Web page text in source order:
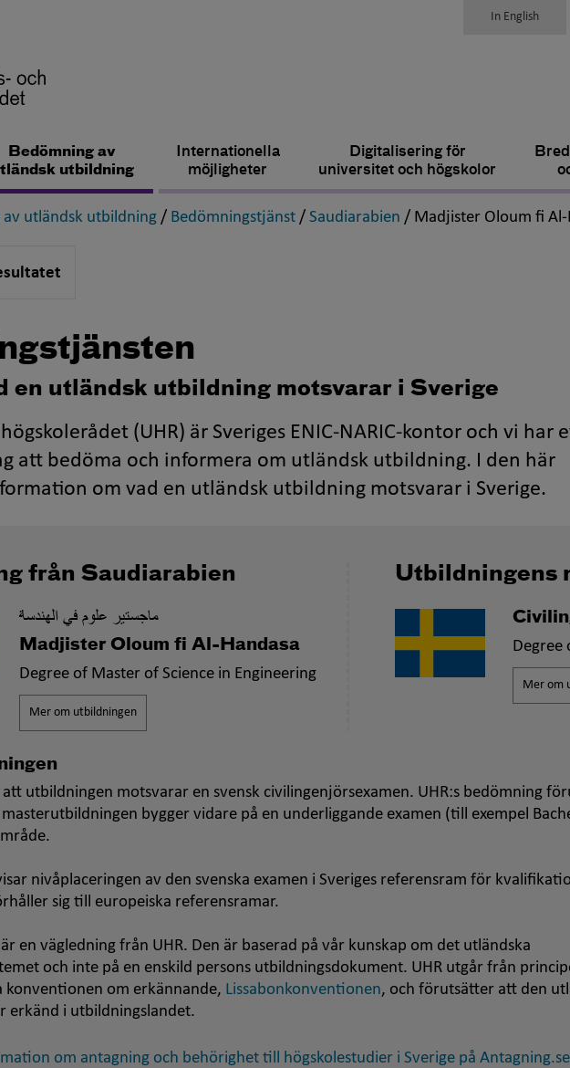
In English
Bedömning av
utbildning
Internationella
möjligheter
Digitalisering för
universitet och högskolor
av utländsk utbildning ,
/ Bedömningstjänst ,
/ Saudiarabien ,
/ Madjister Oloum fi Al-
en utländsk utbildning motsvarar i Sverige
(UHR) är Sveriges ENIC-NARIC-kontor och vi har
att bedöma och informera om utländsk utbildning. I den här
om vad en utländsk utbildning motsvarar i Sverige.
från Saudiarabien
ماجستير علوم في الهندسة
Madjister Oloum fi Al-Handasa
Degree of Master of Science in Engineering
Mer om utbildningen
Utbildningens
Degree
Mer om
att utbildningen motsvarar en svensk civilingenjörsexamen. UHR:s bedömning
bygger vidare på en underliggande examen (till exempel
nivåplaceringen av den svenska examen i Sveriges referensram för
sig till europeiska referensramar.
en vägledning från UHR. Den är baserad på vår kunskap om det utländska
och inte på en enskild persons utbildningsdokument. UHR utgår från
konventionen om erkännande, Lissabonkonventionen, och förutsätter att den
erkänd i utbildningslandet.
om antagning och behörighet till högskolestudier i Sverige på Antagning.se